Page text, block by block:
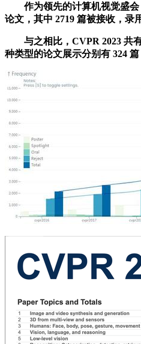
作为领先的计算机视觉盛会，
论文，其中 2719 篇被接收，录
与之相比，CVPR 2023 共有
种类型的论文展示分别有 324